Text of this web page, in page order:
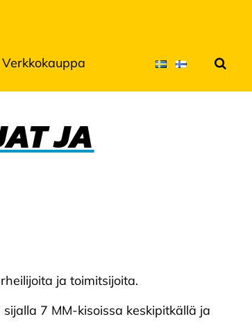
Verkkokauppa
JA
ja toimitsijoita.
7 MM-kisoissa keskipitkällä ja